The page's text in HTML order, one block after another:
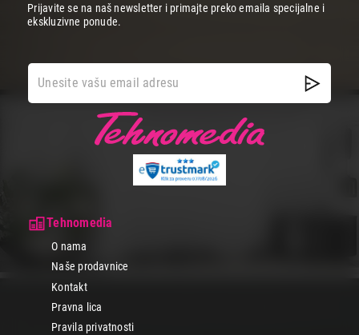
Tehnomedia
O nama
Naše prodavnice
Kontakt
Pravna lica
Pravila privatnosti
Prijavite se na naš newsletter i primajte preko emaila specijalne i
ekskluzivne ponude.